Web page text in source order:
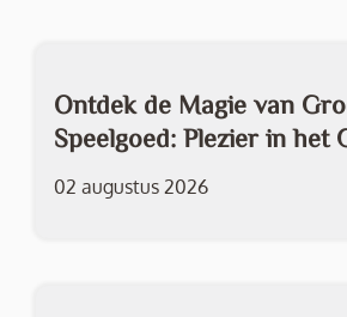
Ontdek de Magie van
Speelgoed: Plezier in het
02 augustus 2026